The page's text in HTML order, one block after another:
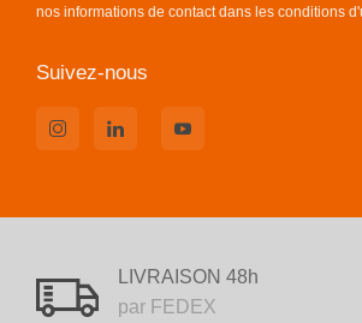
nos informations de contact dans les conditions
Suivez-nous
LIVRAISON 48h
par FEDEX